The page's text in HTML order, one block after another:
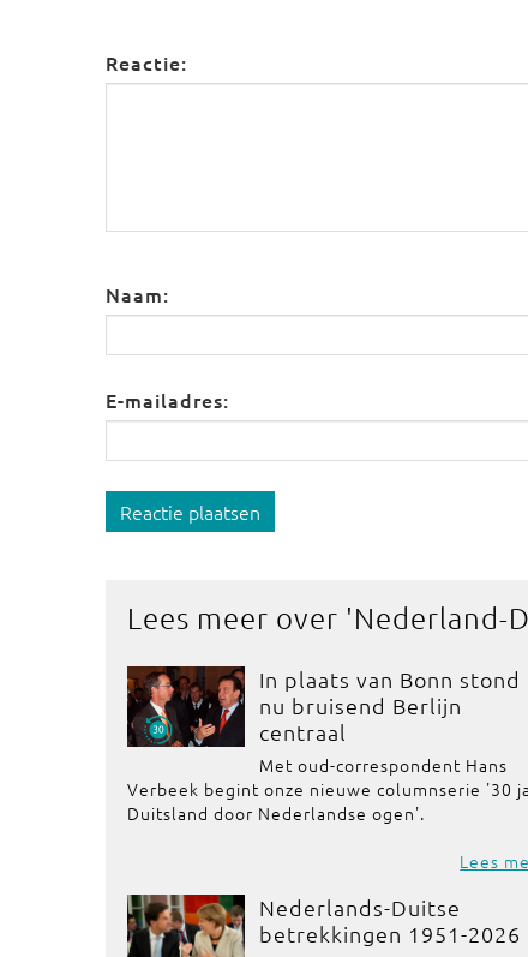
Reactie:
Naam:
E-mailadres:
Reactie plaatsen
Lees meer over 'Nederland-
In plaats van Bonn stond
nu bruisend Berlijn
centraal
Met oud-correspondent Hans
Verbeek begint onze nieuwe columnserie '30
Duitsland door Nederlandse ogen'.
Lees
Nederlands-Duitse
betrekkingen 1951-2026